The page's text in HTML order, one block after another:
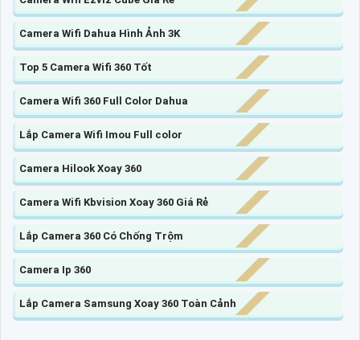
Camera Wifi Dahua Hình Ảnh 3K
Top 5 Camera Wifi 360 Tốt
Camera Wifi 360 Full Color Dahua
Lắp Camera Wifi Imou Full color
Camera Hilook Xoay 360
Camera Wifi Kbvision Xoay 360 Giá Rẻ
Lắp Camera 360 Có Chống Trộm
Camera Ip 360
Lắp Camera Samsung Xoay 360 Toàn Cảnh